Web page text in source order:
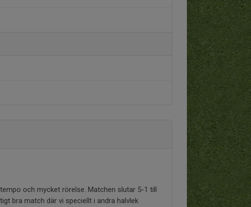
och mycket rörelse. Matchen slutar 5-1 till
bra match där vi speciellt i andra halvlek